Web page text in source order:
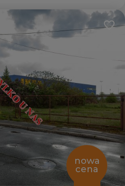
nowa
cena